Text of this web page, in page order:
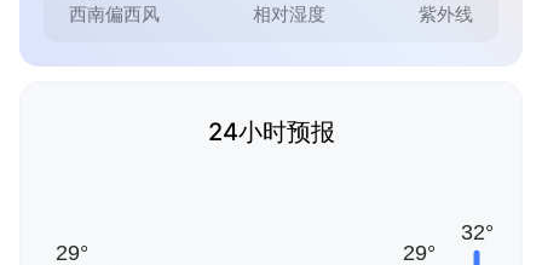
西南偏西风 相对湿度 紫外线
24小时预报